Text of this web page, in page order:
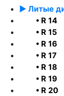
► Литые
• R 14
• R 15
• R 16
• R 17
• R 18
• R 19
• R 20